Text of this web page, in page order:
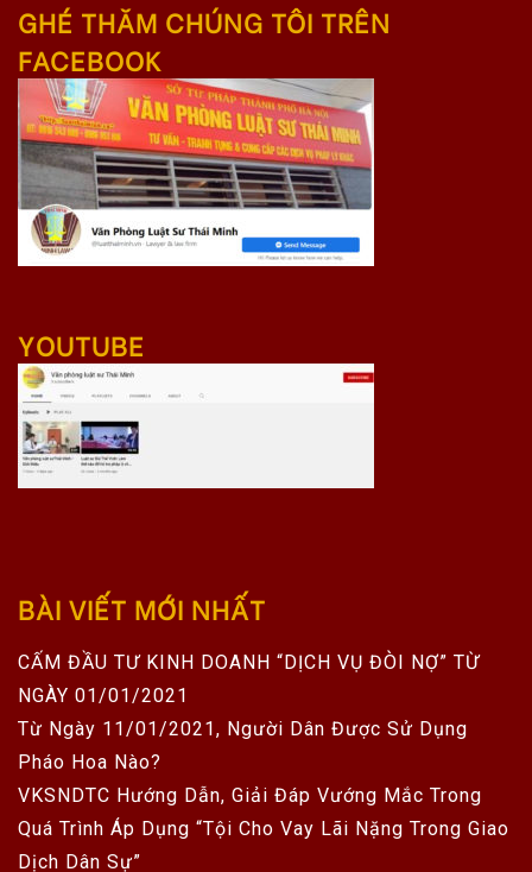
GHÉ THĂM CHÚNG TÔI TRÊN
FACEBOOK
YOUTUBE
BÀI VIẾT MỚI NHẤT
CẤM ĐẦU TƯ KINH DOANH “DỊCH VỤ ĐÒI NỢ” TỪ
NGÀY 01/01/2021
Từ Ngày 11/01/2021, Người Dân Được Sử Dụng
Pháo Hoa Nào?
VKSNDTC Hướng Dẫn, Giải Đáp Vướng Mắc Trong
Quá Trình Áp Dụng “Tội Cho Vay Lãi Nặng Trong Giao
Dịch Dân Sự”